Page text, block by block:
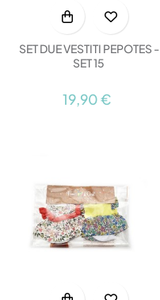
SET DUE VESTITI PEPOTES -
SET 15
19,90 €